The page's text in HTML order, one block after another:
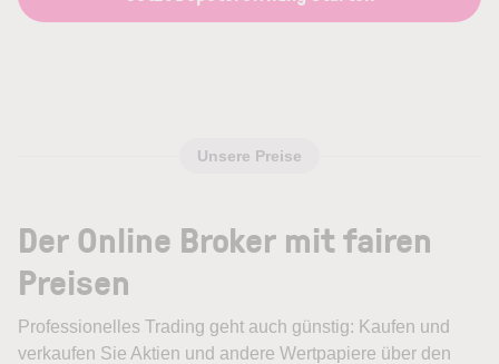
Unsere Preise
Der Online Broker mit fairen
Preisen
Professionelles Trading geht auch günstig: Kaufen und
verkaufen Sie Aktien und andere Wertpapiere über den